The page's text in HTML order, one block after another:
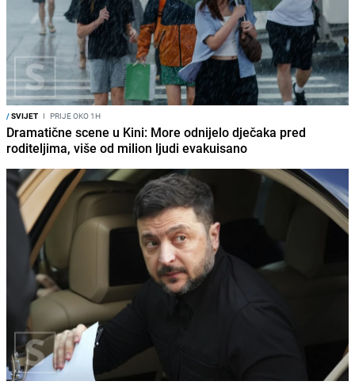
/SVIJET I PRIJE OKO 1H
Dramatične scene u Kini: More odnijelo dječaka pred
roditeljima, više od milion ljudi evakuisano